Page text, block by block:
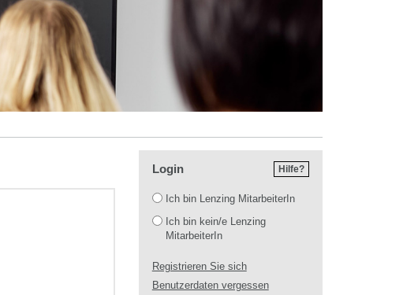
Hilfe?
Login
Ich bin Lenzing MitarbeiterIn
Ich bin kein/e Lenzing
MitarbeiterIn
Registrieren Sie sich
Benutzerdaten vergessen